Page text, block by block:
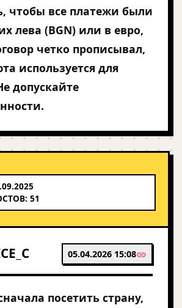
чтобы все платежи были
лева (BGN) или в евро,
четко прописывал,
используется для
допускайте
51
05.04.2026 15:08
посетить страну,